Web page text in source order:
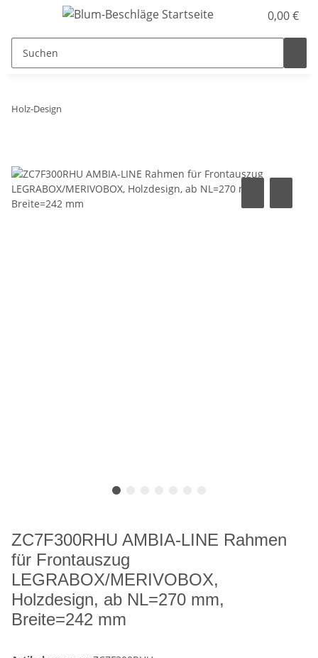
0,00 €
Holz-Design
ZC7F300RHU AMBIA-LINE Rahmen
für Frontauszug
LEGRABOX/MERIVOBOX,
Holzdesign, ab NL=270 mm,
Breite=242 mm